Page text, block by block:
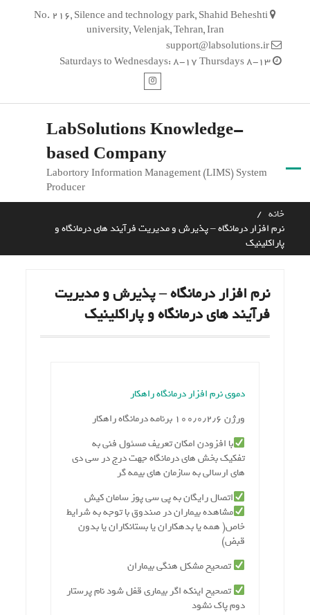
No. 216, Silence and technology park, Shahid Beheshti
university, Velenjak, Tehran, Iran
support@labsolutions.ir
Saturdays to Wednesdays: 8-17 Thursdays 8-13
LabSolutions Knowledge-
based Company
Labortory Information Management (LIMS) System
Producer
خانه
نرم افزار درمانگاه – پذیرش و مدیریت فرآیند های درمانگاه و
پاراکلینیک
نرم افزار درمانگاه – پذیرش و مدیریت
فرآیند های درمانگاه و پاراکلینیک
دموی نرم افزار درمانگاه راهکار
ورژن ۱۰۰٫۰٫۲٫۶ برنامه درمانگاه راهکار
با افزودن امکان تعریف مسئول فني به
تفكيك بخش هاي درمانگاه جهت درج در سي دي
هاي ارسالي به سازمان هاي بيمه گر
اتصال رایگان به پی سی پوز سامان کیش
مشاهده بیماران در صندوق با توجه به شرایط
خاص( همه یا بدهکاران یا بستانکاران یا بدون
قبض)
تصحیح مشکل هنگی بیماران
تصحیح اینکه اگر بیماری قفل شود نام پرستار
دوم پاک نشود